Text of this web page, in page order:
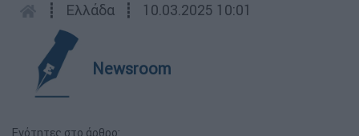
┋ Ελλάδα ┋ 10.03.2025 10:01
Newsroom
Ενότητες στο άρθρο: